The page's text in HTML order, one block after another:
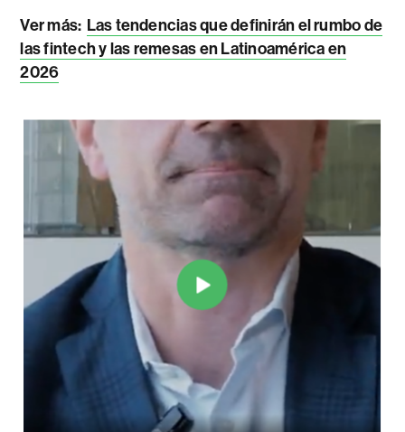
Ver más: Las tendencias que definirán el rumbo de
las fintech y las remesas en Latinoamérica en
2026